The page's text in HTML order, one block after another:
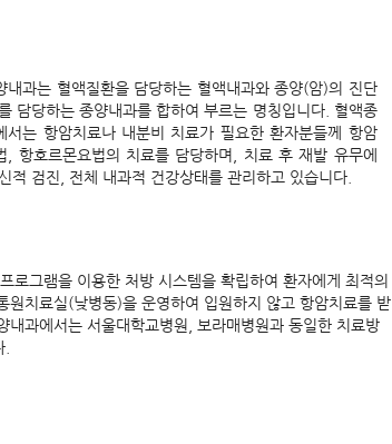
내과는 혈액질환을 담당하는 혈액내과와 종양(암)의 진단
담당하는 종양내과를 합하여 부르는 명칭입니다. 혈액종
서는 항암치료나 내분비 치료가 필요한 환자분들께 항암
, 항호르몬요법의 치료를 담당하며, 치료 후 재발 유무에
적 검진, 전체 내과적 건강상태를 관리하고 있습니다.
로그램을 이용한 처방 시스템을 확립하여 환자에게 최적의
치료실(낮병동)을 운영하여 입원하지 않고 항암치료를 받
과에서는 서울대학교병원, 보라매병원과 동일한 치료방